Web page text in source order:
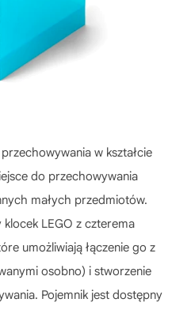
w kształcie
do przechowywania
małych przedmiotów.
LEGO z czterema
umożliwiają łączenie go z
osobno) i stworzenie
Pojemnik jest dostępny